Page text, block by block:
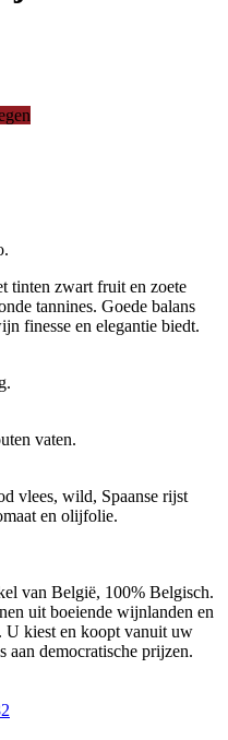
tinten zwart fruit en zoete
tannines. Goede balans
finesse en elegantie biedt.
vaten.
vlees, wild, Spaanse rijst
en olijfolie.
van België, 100% Belgisch.
uit boeiende wijnlanden en
U kiest en koopt vanuit uw
aan democratische prijzen.